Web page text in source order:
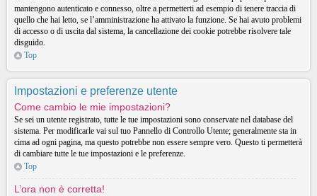
mantengono autenticato e connesso, oltre a permetterti ad esempio di tenere traccia di
quello che hai letto, se l’amministrazione ha attivato la funzione. Se hai avuto problemi
di accesso o di uscita dal sistema, la cancellazione dei cookie potrebbe risolvere tale
disguido.
Top
Impostazioni e preferenze utente
Come cambio le mie impostazioni?
Se sei un utente registrato, tutte le tue impostazioni sono conservate nel database del
sistema. Per modificarle vai sul tuo Pannello di Controllo Utente; generalmente sta in
cima ad ogni pagina, ma questo potrebbe non essere sempre vero. Questo ti permetterà
di cambiare tutte le tue impostazioni e le preferenze.
Top
L’ora non è corretta!